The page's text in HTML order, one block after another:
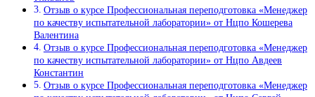
Отзыв о курсе Профессиональная переподготовка «Менеджер
по качеству испытательной лаборатории» от Нцпо Кошерева
Валентина
Отзыв о курсе Профессиональная переподготовка «Менеджер
по качеству испытательной лаборатории» от Нцпо Авдеев
Константин
Отзыв о курсе Профессиональная переподготовка «Менеджер